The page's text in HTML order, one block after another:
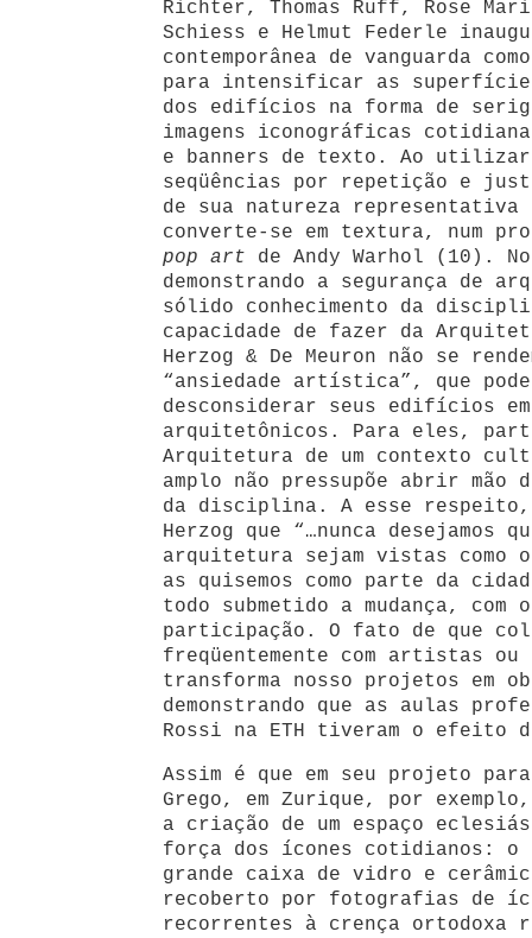
Richter, Thomas Ruff, Rose
Schiess e Helmut Federle
contemporânea de vanguarda
para intensificar as
dos edifícios na forma de
imagens iconográficas
e banners de texto. Ao
seqüências por repetição e
de sua natureza representativa
converte-se em textura, num
pop art de Andy Warhol (10).
demonstrando a segurança de
sólido conhecimento da
capacidade de fazer da
Herzog & De Meuron não se
“ansiedade artística”, que
desconsiderar seus edifícios
arquitetônicos. Para eles,
Arquitetura de um contexto
amplo não pressupõe abrir mão
da disciplina. A esse respeito,
Herzog que “…nunca desejamos
arquitetura sejam vistas como
as quisemos como parte da
todo submetido a mudança, com
participação. O fato de que
freqüentemente com artistas
transforma nosso projetos em
demonstrando que as aulas
Rossi na ETH tiveram o efeito
Assim é que em seu projeto
Grego, em Zurique, por
a criação de um espaço
força dos ícones cotidianos: o
grande caixa de vidro e
recoberto por fotografias de
recorrentes à crença ortodoxa